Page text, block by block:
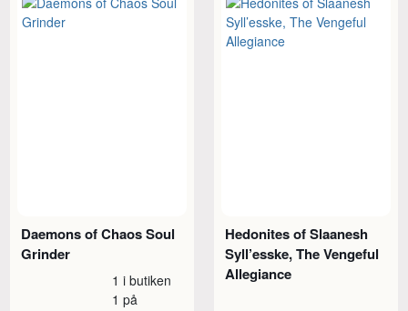
Daemons of Chaos Soul
Grinder
1 i butiken
1 på
Hedonites of Slaanesh
Syll’esske, The Vengeful
Allegiance